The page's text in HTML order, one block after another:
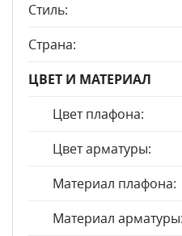
Стиль:
Страна:
ЦВЕТ И МАТЕРИАЛ
Цвет плафона:
Цвет арматуры:
Материал плафона:
Материал арматуры: